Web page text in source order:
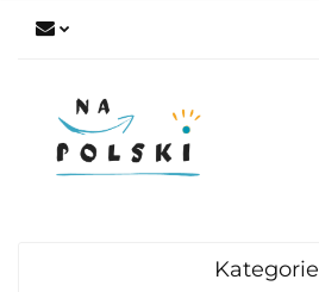
Kategorie